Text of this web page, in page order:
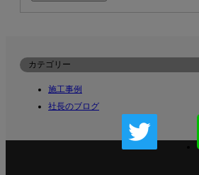
カテゴリー
施工事例
社長のブログ